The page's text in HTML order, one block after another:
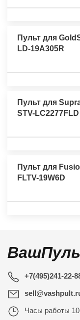
Пульт для
LD-19A305R
Пульт для
STV-LC2277FLD
Пульт для
FLTV-19W6D
+7(495)241-22-
Часы работы